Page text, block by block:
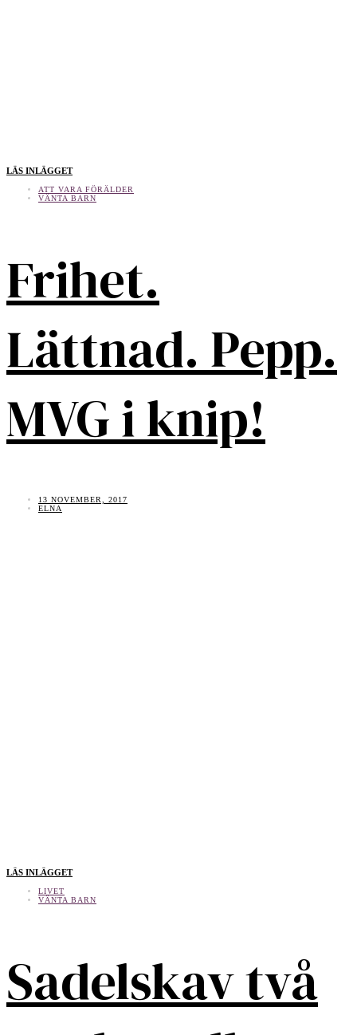
LÄS INLÄGGET
ATT VARA FÖRÄLDER
VÄNTA BARN
Frihet.
Lättnad. Pepp.
MVG i knip!
13 NOVEMBER, 2017
ELNA
LÄS INLÄGGET
LIVET
VÄNTA BARN
Sadelskav två